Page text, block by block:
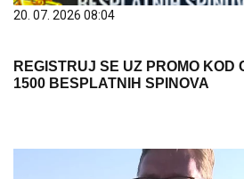
20. 07. 2026 08:04
REGISTRUJ SE UZ PROMO KOD
1500 BESPLATNIH SPINOVA